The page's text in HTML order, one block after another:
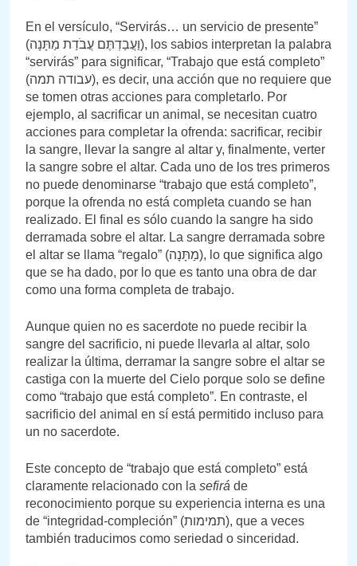
En el versículo, “Servirás… un servicio de presente”
(וַעֲבַדְתֶּם עֲבֹדַת מַתָּנָה), los sabios interpretan la palabra
“servirás” para significar, “Trabajo que está completo”
(עבודה תמה), es decir, una acción que no requiere que
se tomen otras acciones para completarlo. Por
ejemplo, al sacrificar un animal, se necesitan cuatro
acciones para completar la ofrenda: sacrificar, recibir
la sangre, llevar la sangre al altar y, finalmente, verter
la sangre sobre el altar. Cada uno de los tres primeros
no puede denominarse “trabajo que está completo”,
porque la ofrenda no está completa cuando se han
realizado. El final es sólo cuando la sangre ha sido
derramada sobre el altar. La sangre derramada sobre
el altar se llama “regalo” (מַתָּנָה), lo que significa algo
que se ha dado, por lo que es tanto una obra de dar
como una forma completa de trabajo.
Aunque quien no es sacerdote no puede recibir la
sangre del sacrificio, ni puede llevarla al altar, solo
realizar la última, derramar la sangre sobre el altar se
castiga con la muerte del Cielo porque solo se define
como “trabajo que está completo”. En contraste, el
sacrificio del animal en sí está permitido incluso para
un no sacerdote.
Este concepto de “trabajo que está completo” está
claramente relacionado con la sefirá de
reconocimiento porque su experiencia interna es una
de “integridad-compleción” (תמימות), que a veces
también traducimos como seriedad o sinceridad.